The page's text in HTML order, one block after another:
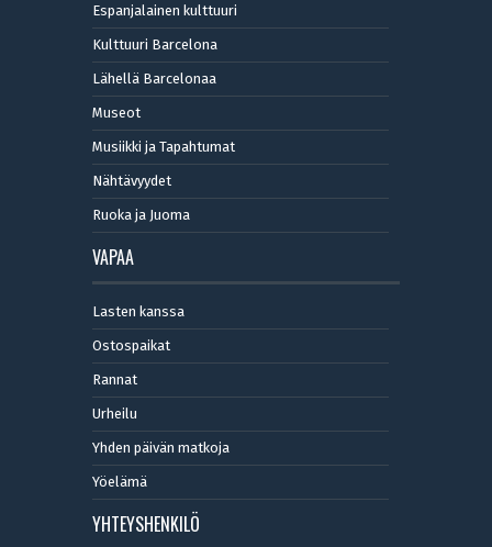
Espanjalainen kulttuuri
Kulttuuri Barcelona
Lähellä Barcelonaa
Museot
Musiikki ja Tapahtumat
Nähtävyydet
Ruoka ja Juoma
VAPAA
Lasten kanssa
Ostospaikat
Rannat
Urheilu
Yhden päivän matkoja
Yöelämä
YHTEYSHENKILÖ